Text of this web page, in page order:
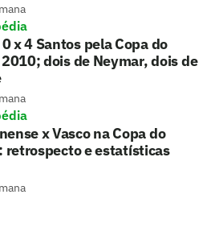
x 4 Santos pela Copa do
dois de Neymar, dois de
x Vasco na Copa do
retrospecto e estatísticas